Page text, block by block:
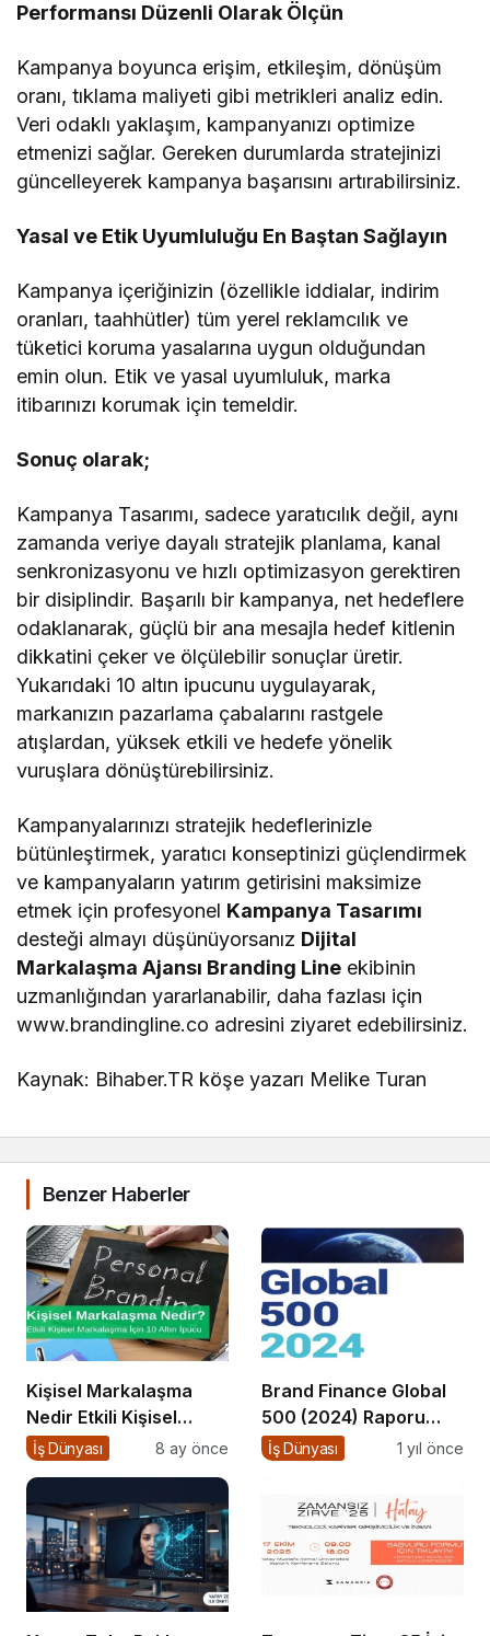
Performansı Düzenli Olarak Ölçün
Kampanya boyunca erişim, etkileşim, dönüşüm
oranı, tıklama maliyeti gibi metrikleri analiz edin.
Veri odaklı yaklaşım, kampanyanızı optimize
etmenizi sağlar. Gereken durumlarda stratejinizi
güncelleyerek kampanya başarısını artırabilirsiniz.
Yasal ve Etik Uyumluluğu En Baştan Sağlayın
Kampanya içeriğinizin (özellikle iddialar, indirim
oranları, taahhütler) tüm yerel reklamcılık ve
tüketici koruma yasalarına uygun olduğundan
emin olun. Etik ve yasal uyumluluk, marka
itibarınızı korumak için temeldir.
Sonuç olarak;
Kampanya Tasarımı, sadece yaratıcılık değil, aynı
zamanda veriye dayalı stratejik planlama, kanal
senkronizasyonu ve hızlı optimizasyon gerektiren
bir disiplindir. Başarılı bir kampanya, net hedeflere
odaklanarak, güçlü bir ana mesajla hedef kitlenin
dikkatini çeker ve ölçülebilir sonuçlar üretir.
Yukarıdaki 10 altın ipucunu uygulayarak,
markanızın pazarlama çabalarını rastgele
atışlardan, yüksek etkili ve hedefe yönelik
vuruşlara dönüştürebilirsiniz.
Kampanyalarınızı stratejik hedeflerinizle
bütünleştirmek, yaratıcı konseptinizi güçlendirmek
ve kampanyaların yatırım getirisini maksimize
etmek için profesyonel Kampanya Tasarımı
desteği almayı düşünüyorsanız Dijital
Markalaşma Ajansı Branding Line ekibinin
uzmanlığından yararlanabilir, daha fazlası için
www.brandingline.co adresini ziyaret edebilirsiniz.
Kaynak: Bihaber.TR köşe yazarı Melike Turan
Benzer Haberler
Kişisel Markalaşma
Nedir Etkili Kişisel
Markalaşma için 10
İş Dünyası 8 ay önce
Brand Finance Global
500 (2024) Raporu
Yayımlandı!
İş Dünyası 1 yıl önce